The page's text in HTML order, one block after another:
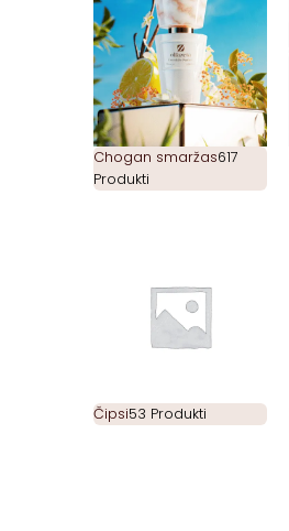
Chogan smaržas617
Produkti
Čipsi53 Produkti